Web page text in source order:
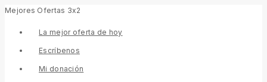
Mejores Ofertas 3x2
La mejor oferta de hoy
Escríbenos
Mi donación